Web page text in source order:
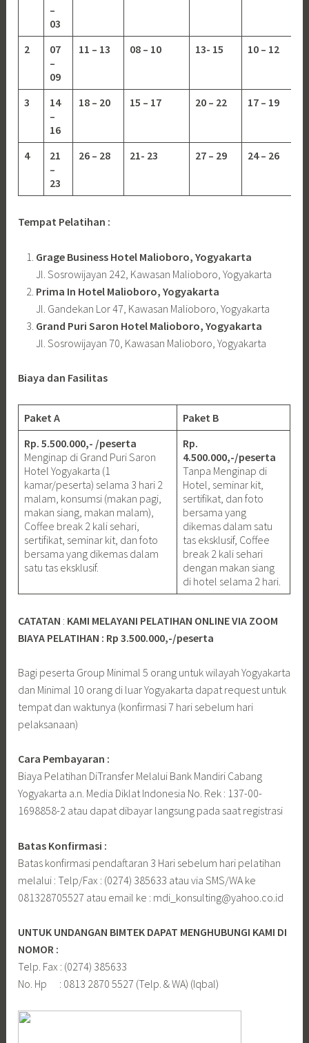
–
03
2
07
–
09
11 – 13 08 – 10 13- 15 10 – 12
3
14
–
16
18 – 20 15 – 17 20 – 22 17 – 19
4
21
–
23
26 – 28 21- 23 27 – 29 24 – 26
Tempat Pelatihan :
Grage Business Hotel Malioboro, Yogyakarta
Jl. Sosrowijayan 242, Kawasan Malioboro, Yogyakarta
Prima In Hotel Malioboro, Yogyakarta
Jl. Gandekan Lor 47, Kawasan Malioboro, Yogyakarta
Grand Puri Saron Hotel Malioboro, Yogyakarta
Jl. Sosrowijayan 70, Kawasan Malioboro, Yogyakarta
Biaya dan Fasilitas
Paket A
Paket B
Rp. 5.500.000,- /peserta
Menginap di Grand Puri Saron
Hotel Yogyakarta (1
kamar/peserta) selama 3 hari 2
malam, konsumsi (makan pagi,
makan siang, makan malam),
Coffee break 2 kali sehari,
sertifikat, seminar kit, dan foto
bersama yang dikemas dalam
satu tas eksklusif.
Rp.
4.500.000,-/peserta
Tanpa Menginap di
Hotel, seminar kit,
sertifikat, dan foto
bersama yang
dikemas dalam satu
tas eksklusif, Coffee
break 2 kali sehari
dengan makan siang
di hotel selama 2 hari.
CATATAN : KAMI MELAYANI PELATIHAN ONLINE VIA ZOOM
BIAYA PELATIHAN : Rp 3.500.000,-/peserta
Bagi peserta Group Minimal 5 orang untuk wilayah Yogyakarta
dan Minimal 10 orang di luar Yogyakarta dapat request untuk
tempat dan waktunya (konfirmasi 7 hari sebelum hari
pelaksanaan)
Cara Pembayaran :
Biaya Pelatihan DiTransfer Melalui Bank Mandiri Cabang
Yogyakarta a.n. Media Diklat Indonesia No. Rek : 137-00-
1698858-2 atau dapat dibayar langsung pada saat registrasi
Batas Konfirmasi :
Batas konfirmasi pendaftaran 3 Hari sebelum hari pelatihan
melalui : Telp/Fax : (0274) 385633 atau via SMS/WA ke
081328705527 atau email ke : mdi_konsulting@yahoo.co.id
UNTUK UNDANGAN BIMTEK DAPAT MENGHUBUNGI KAMI DI
NOMOR :
Telp. Fax : (0274) 385633
No. Hp : 0813 2870 5527 (Telp. & WA) (Iqbal)